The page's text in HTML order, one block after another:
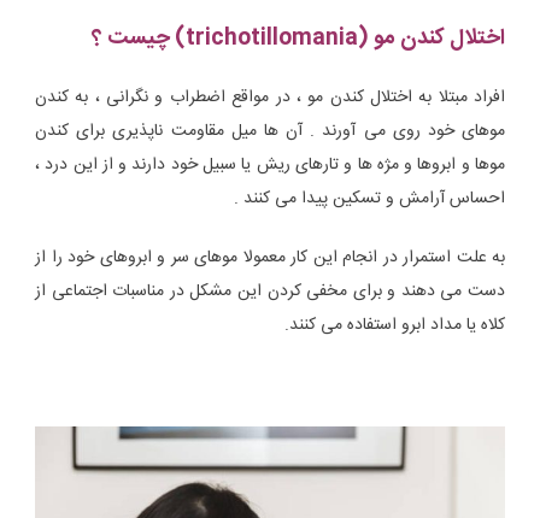
اختلال کندن مو (trichotillomania) چیست ؟
افراد مبتلا به اختلال کندن مو ، در مواقع اضطراب و نگرانی ، به کندن
موهای خود روی می آورند . آن ها میل مقاومت ناپذیری برای کندن
موها و ابروها و مژه ها و تارهای ریش یا سبیل خود دارند و از این درد ،
احساس آرامش و تسکین پیدا می کنند .
به علت استمرار در انجام این کار معمولا موهای سر و ابروهای خود را از
دست می دهند و برای مخفی کردن این مشکل در مناسبات اجتماعی از
کلاه یا مداد ابرو استفاده می کنند.